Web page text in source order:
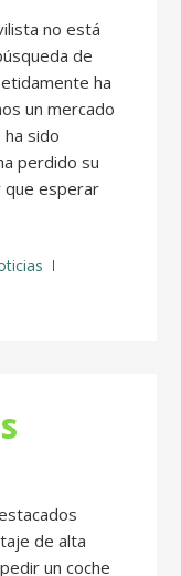
no está
de
ha
un mercado
sido
perdido su
que esperar
de alta
un coche